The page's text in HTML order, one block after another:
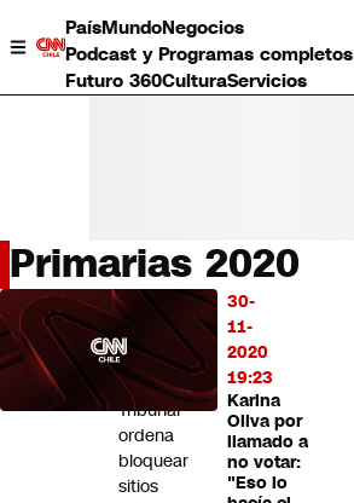
PaísMundoNegocios
Podcast y Programas completos
Futuro 360CulturaServicios
País
Mundo
Negocios
Deportes
Programas completos
Primarias 2020
30-
11-
2020
19:23
Karina
Oliva por
llamado a
no votar:
"Eso lo
LO
MÁS
LEÍDO
Tribunal
ordena
bloquear
sitios